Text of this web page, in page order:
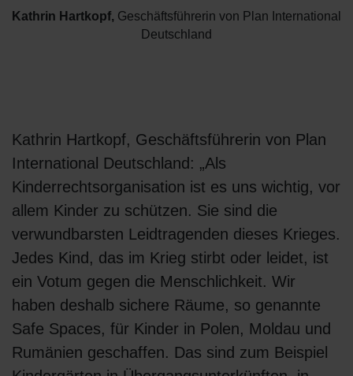
Kathrin Hartkopf, Geschäftsführerin von Plan International
Deutschland
Kathrin Hartkopf, Geschäftsführerin von Plan
International Deutschland: „Als
Kinderrechtsorganisation ist es uns wichtig, vor
allem Kinder zu schützen. Sie sind die
verwundbarsten Leidtragenden dieses Krieges.
Jedes Kind, das im Krieg stirbt oder leidet, ist
ein Votum gegen die Menschlichkeit. Wir
haben deshalb sichere Räume, so genannte
Safe Spaces, für Kinder in Polen, Moldau und
Rumänien geschaffen. Das sind zum Beispiel